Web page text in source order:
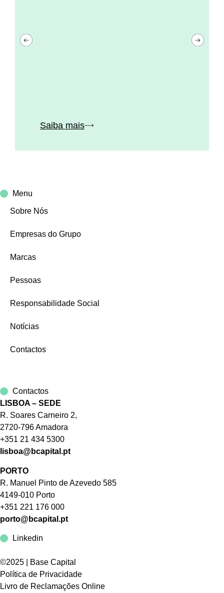
Saiba mais
Menu
Sobre Nós
Empresas do Grupo
Marcas
Pessoas
Responsabilidade Social
Notícias
Contactos
Contactos
LISBOA – SEDE
R. Soares Carneiro 2,
2720-796 Amadora
+351 21 434 5300
lisboa@bcapital.pt
PORTO
R. Manuel Pinto de Azevedo 585
4149-010 Porto
+351 221 176 000
porto@bcapital.pt
Linkedin
©2025 | Base Capital
Política de Privacidade
Livro de Reclamações Online